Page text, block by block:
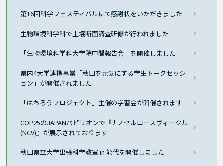
第16回科学フェスティバルにて感謝状をいただきました
生物環境科学科で土壌断面調査研修が行われました
「生物環境科学科大学院中間報告会」を開催しました
県内4大学連携事業「秋田を元気にする学生トークセッシ
ョン」が開催されました
「はちろうプロジェクト」主催の学習会が開催されます
COP25のJAPANパビリオンで『ナノセルロースヴィークル
(NCV)』が展示されております
秋田県立大学出張科学教室 in 能代を開催しました